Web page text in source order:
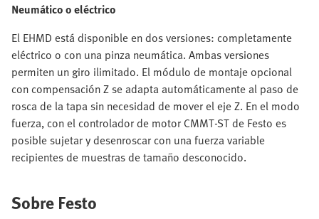
Neumático o eléctrico
El EHMD está disponible en dos versiones: completamente
eléctrico o con una pinza neumática. Ambas versiones
permiten un giro ilimitado. El módulo de montaje opcional
con compensación Z se adapta automáticamente al paso de
rosca de la tapa sin necesidad de mover el eje Z. En el modo
fuerza, con el controlador de motor CMMT-ST de Festo es
posible sujetar y desenroscar con una fuerza variable
recipientes de muestras de tamaño desconocido.
Sobre Festo